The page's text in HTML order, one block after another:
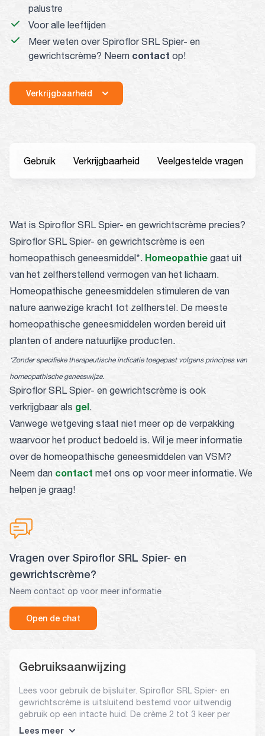
palustre
Voor alle leeftijden
Meer weten over Spiroflor SRL Spier- en
gewrichtscrème? Neem contact op!
Verkrijgbaarheid
Gebruik Verkrijgbaarheid Veelgestelde vragen
Wat is Spiroflor SRL Spier- en gewrichtscrème precies?
Spiroflor SRL Spier- en gewrichtscrème is een
homeopathisch geneesmiddel*. Homeopathie gaat uit
van het zelfherstellend vermogen van het lichaam.
Homeopathische geneesmiddelen stimuleren de van
nature aanwezige kracht tot zelfherstel. De meeste
homeopathische geneesmiddelen worden bereid uit
planten of andere natuurlijke producten.
*Zonder specifieke therapeutische indicatie toegepast volgens principes van
homeopathische geneeswijze.
Spiroflor SRL Spier- en gewrichtscrème is ook
verkrijgbaar als gel.
Vanwege wetgeving staat niet meer op de verpakking
waarvoor het product bedoeld is. Wil je meer informatie
over de homeopathische geneesmiddelen van VSM?
Neem dan contact met ons op voor meer informatie. We
helpen je graag!
Vragen over Spiroflor SRL Spier- en
gewrichtscrème?
Neem contact op voor meer informatie
Open de chat
Gebruiksaanwijzing
Lees voor gebruik de bijsluiter. Spiroflor SRL Spier- en
gewrichtscrème is uitsluitend bestemd voor uitwendig
gebruik op een intacte huid. De crème 2 tot 3 keer per
dag op de gewenste plekken aanbrengen en licht
Lees meer